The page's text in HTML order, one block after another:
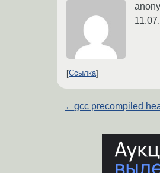
Ссылка
←gcc precompiled